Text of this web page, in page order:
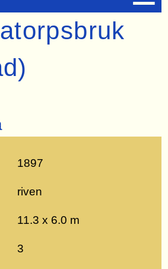
1897
riven
11.3 x 6.0 m
3